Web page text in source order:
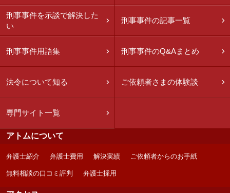
刑事事件を示談で解決した
い
刑事事件の記事一覧
刑事事件用語集 刑事事件のQ&Aまとめ
法令について知る ご依頼者さまの体験談
専門サイト一覧
アトムについて
弁護士紹介 弁護士費用 解決実績 ご依頼者からのお手紙
無料相談の口コミ評判 弁護士採用